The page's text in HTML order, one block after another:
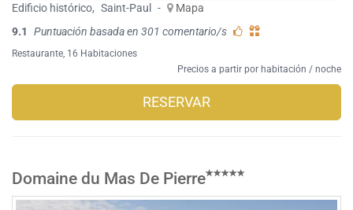
Edificio histórico, Saint-Paul -
Mapa
9.1
Puntuación basada en 301 comentario/s
Restaurante , 16 Habitaciones
Precios a partir por habitación / noche
RESERVAR
Domaine du Mas De Pierre